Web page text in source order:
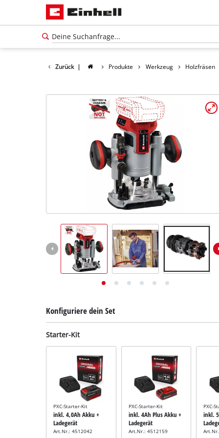
Zurück | Produkte Werkzeug Holzfräsen
Konfiguriere dein Set
Starter-Kit
PXC-Starter-Kit
inkl. 4,0Ah Akku +
Ladegerät
Art.Nr.: 4512042
PXC-Starter-Kit
inkl. 4Ah Plus Akku +
Ladegerät
Art.Nr.: 4512159
PXC-
inkl.